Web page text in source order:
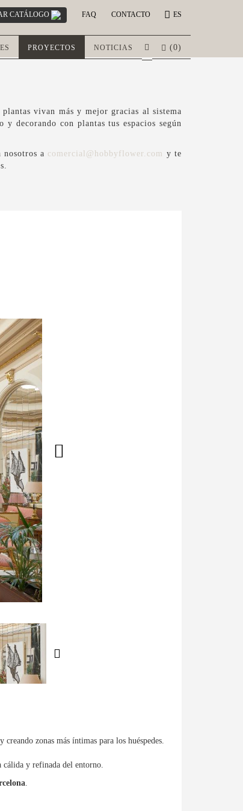
CATÁLOGO FAQ CONTACTO ES
PROYECTOS NOTICIAS (0)
vivan más y mejor gracias al sistema
y decorando con plantas tus espacios según
nosotros a comercial@hobbyflower.com y te
zonas más íntimas para los huéspedes.
cálida y refinada del entorno.
.